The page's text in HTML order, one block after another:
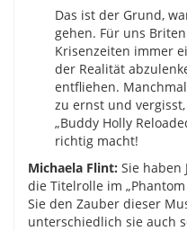
Das ist der Grund,
gehen. Für uns
Krisenzeiten immer
der Realität
entfliehen.
zu ernst und
„Buddy Holly
richtig macht!
Michaela Flint: Sie haben
die Titelrolle im
Sie den Zauber dieser
unterschiedlich sie auch